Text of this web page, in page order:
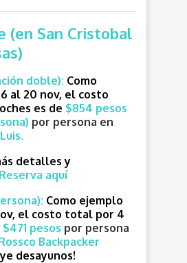
(en San Cristobal
doble): Como
al 20 nov, el costo
es de $854 pesos
por persona en
detalles y
Reserva aquí
Como ejemplo
el costo total por 4
$471 pesos por persona
Backpacker
desayunos!